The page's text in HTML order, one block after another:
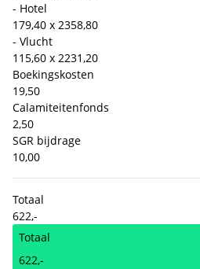
- Hotel
179,40 x 2358,80
- Vlucht
115,60 x 2231,20
Boekingskosten
19,50
Calamiteitenfonds
2,50
SGR bijdrage
10,00
Totaal
622,-
Totaal
622,-